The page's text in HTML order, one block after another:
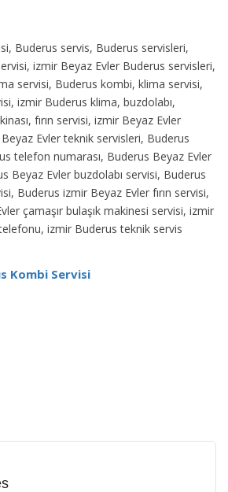
Buderus servis, Buderus servisleri,
izmir Beyaz Evler Buderus servisleri,
servisi, Buderus kombi, klima servisi,
izmir Buderus klima, buzdolabı,
fırın servisi, izmir Beyaz Evler
Evler teknik servisleri, Buderus
telefon numarası, Buderus Beyaz Evler
Beyaz Evler buzdolabı servisi, Buderus
Buderus izmir Beyaz Evler fırın servisi,
çamaşır bulaşık makinesi servisi, izmir
izmir Buderus teknik servis
Kombi Servisi